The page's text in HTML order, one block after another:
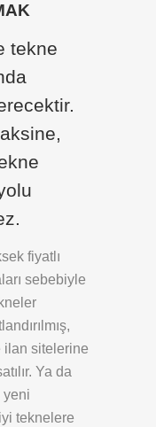
tekne
fiyatlı
sebebiyle
ilan sitelerine
Ya da
yeni
teknelere